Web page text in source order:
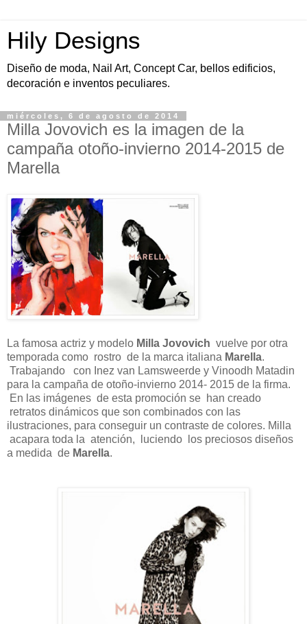
Hily Designs
Diseño de moda, Nail Art, Concept Car, bellos edificios,
decoración e inventos peculiares.
miércoles, 6 de agosto de 2014
Milla Jovovich es la imagen de la
campaña otoño-invierno 2014-2015 de
Marella
La famosa actriz y modelo Milla Jovovich vuelve por otra
temporada como rostro de la marca italiana Marella.
Trabajando con Inez van Lamsweerde y Vinoodh Matadin
para la campaña de otoño-invierno 2014- 2015 de la firma.
En las imágenes de esta promoción se han creado
retratos dinámicos que son combinados con las
ilustraciones, para conseguir un contraste de colores. Milla
acapara toda la atención, luciendo los preciosos diseños
a medida de Marella.